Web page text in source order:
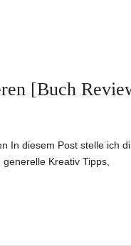
[Buch
In diesem Post stelle ich
Kreativ Tipps,